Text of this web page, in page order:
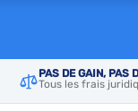
PAS DE GAIN, PAS
Tous les frais